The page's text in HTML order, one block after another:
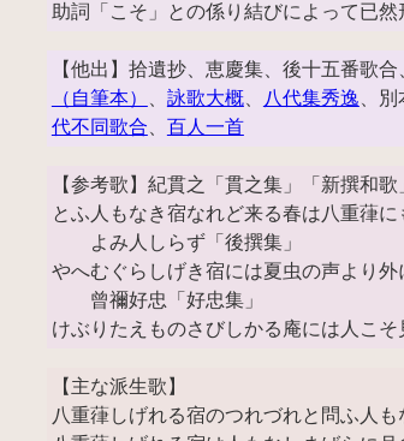
助詞「こそ」との係り結びによって已然
【他出】拾遺抄、恵慶集、後十五番歌合
（自筆本）
詠歌大概、 八代集秀逸 、
代不同歌合
百人一首
【参考歌】紀貫之「貫之集」「新撰和歌
とふ人もなき宿なれど来る春は八重葎に
よみ人しらず「後撰集」
やへむぐらしげき宿には夏虫の声より外
曾禰好忠「好忠集」
けぶりたえものさびしかる庵には人こそ
【主な派生歌】
八重葎しげれる宿のつれづれと問ふ人